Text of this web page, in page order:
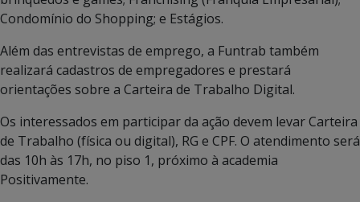
Condomínio do Shopping; e Estágios.
Além das entrevistas de emprego, a Funtrab também
realizará cadastros de empregadores e prestará
orientações sobre a Carteira de Trabalho Digital.
Os interessados em participar da ação devem levar Carteira
de Trabalho (física ou digital), RG e CPF. O atendimento será
das 10h às 17h, no piso 1, próximo à academia
Positivamente.